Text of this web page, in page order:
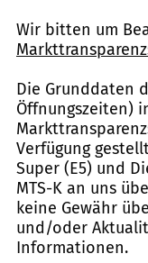
Wir bitten um
Die Grunddaten
Öffnungszeiten)
Verfügung
Super (E5) und
MTS-K an uns
keine Gewähr
und/oder
Informationen.